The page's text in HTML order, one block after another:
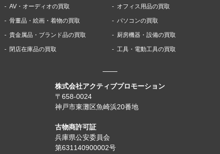
株式会社アクティブプロモーション
〒658-0024
神戸市東灘区魚崎浜20番地
古物商許可証
兵庫県公安委員会
第631140900002号
AV・オーディオの買取 オフィス用品の買取
骨董品・絵画・着物の買取 パソコンの買取
貴金属品・ブランド品の買取 厨房機器・設備の買取
閉店在庫品の買取 工具・電動工具の買取